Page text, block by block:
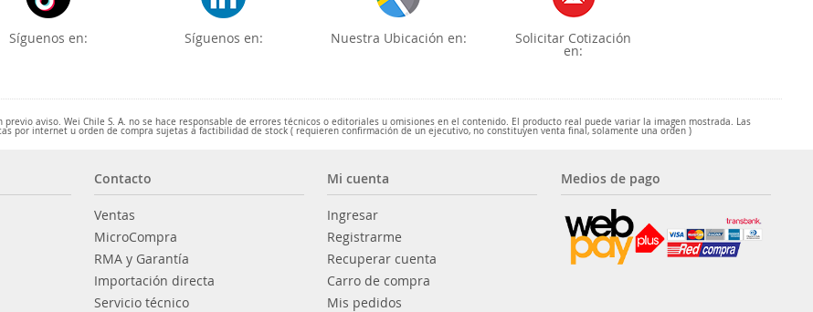
Síguenos en: Síguenos en: Nuestra Ubicación en: Solicitar Cotización
en:
aviso. Wei Chile S. A. no se hace responsable de errores técnicos o editoriales u omisiones en el contenido. El producto real puede variar la imagen mostrada. Las
por internet u orden de compra sujetas a factibilidad de stock ( requieren confirmación de un ejecutivo, no constituyen venta final, solamente una orden )
Contacto
Ventas
MicroCompra
RMA y Garantía
Importación directa
Servicio técnico
Mi cuenta
Ingresar
Registrarme
Recuperar cuenta
Carro de compra
Mis pedidos
Medios de pago